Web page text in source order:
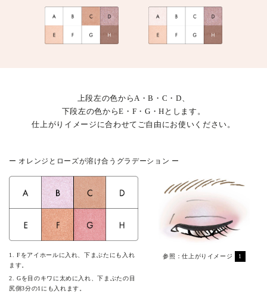
上段左の色からA・B・C・D、
下段左の色からE・F・G・Hとします。
仕上がりイメージに合わせてご自由にお使いください。
ー オレンジとローズが溶け合うグラデーション ー
参照：仕上がりイメージ 1
1. Fをアイホールに入れ、下まぶたにも入れ
ます。
2. Gを目のキワに太めに入れ、下まぶたの目
尻側3分の1にも入れます。